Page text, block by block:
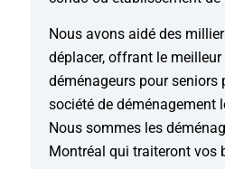
Nous avons aidé des
déplacer, offrant le meilleur
déménageurs pour seniors
société de déménagement
Nous sommes les
Montréal qui traiteront vos